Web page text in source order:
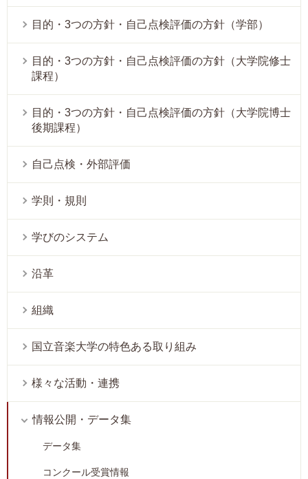
目的・3つの方針・自己点検評価の方針（学部）
目的・3つの方針・自己点検評価の方針（大学院修士
課程）
目的・3つの方針・自己点検評価の方針（大学院博士
後期課程）
自己点検・外部評価
学則・規則
学びのシステム
沿革
組織
国立音楽大学の特色ある取り組み
様々な活動・連携
情報公開・データ集
データ集
コンクール受賞情報